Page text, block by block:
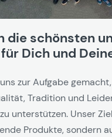
die schönsten
Dich und
zur Aufgabe
Tradition und
unterstützen. Unser
Produkte, sondern